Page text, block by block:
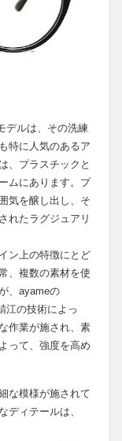
デルは、その洗練
特に人気のあるア
、プラスチックと
ムにあります。プ
気を醸し出し、そ
れたラグジュアリ
ン上の特徴にとど
、複数の素材を使
、ayameの
江の技術によっ
作業が施され、素
って、強度を高め
な模様が施されて
ディテールは、